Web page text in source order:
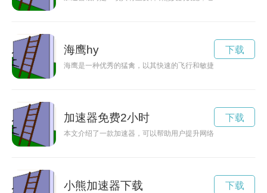
海鹰hy
海鹰是一种优秀的猛禽，以其快速的飞行和敏捷的动作而闻名
下载
加速器免费2小时
本文介绍了一款加速器，可以帮助用户提升网络速度和流畅度
下载
小熊加速器下载 下载